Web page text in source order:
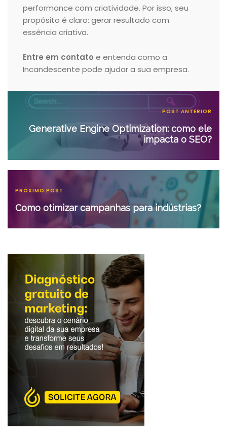
performance com criatividade. Por isso, seu
propósito é claro: gerar resultado com
essência criativa.
Entre em contato e entenda como a
Incandescente pode ajudar a sua empresa.
POST ANTERIOR
Generative Engine Optimization: como ele
impacta o SEO?
PRÓXIMO POST
Como otimizar campanhas para indústrias?